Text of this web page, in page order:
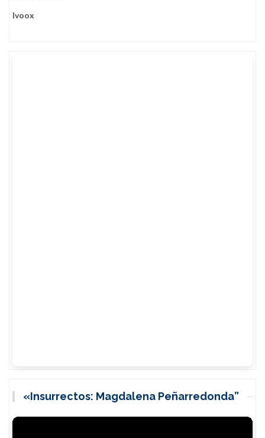
Ivoox
«Insurrectos: Magdalena Peñarredonda”